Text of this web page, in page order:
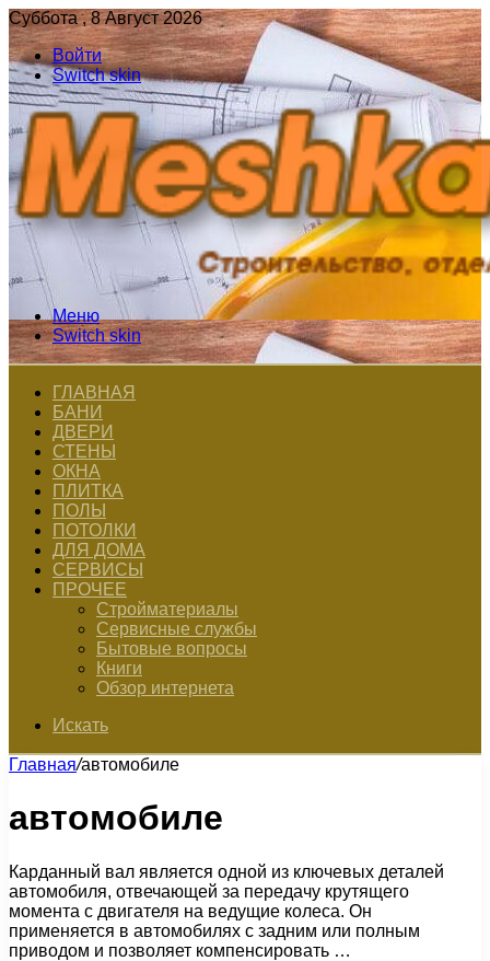
Суббота , 8 Август 2026
Войти
Switch skin
Меню
Switch skin
ГЛАВНАЯ
БАНИ
ДВЕРИ
СТЕНЫ
ОКНА
ПЛИТКА
ПОЛЫ
ПОТОЛКИ
ДЛЯ ДОМА
СЕРВИСЫ
ПРОЧЕЕ
Стройматериалы
Сервисные службы
Бытовые вопросы
Книги
Обзор интернета
Искать
Главная/автомобиле
автомобиле
Карданный вал является одной из ключевых деталей
автомобиля, отвечающей за передачу крутящего
момента с двигателя на ведущие колеса. Он
применяется в автомобилях с задним или полным
приводом и позволяет компенсировать …